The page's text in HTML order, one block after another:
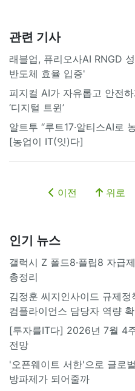
관련 기사
래블업, 퓨리오사AI RNGD
반도체 효율 입증'
피지컬 AI가 자유롭고 안전
‘디지털 트윈’
알트투 “루트17·알티스AI로
[농업이 IT(잇)다]
이전 위로
인기 뉴스
갤럭시 Z 폴드8·플립8 자급
총정리
김정훈 씨지인사이드 규제정
컴플라이언스 담당자 역량
[투자를IT다] 2026년 7월 4
전망
'오픈웨이트 서한'으로 글로
방파제가 되어줄까